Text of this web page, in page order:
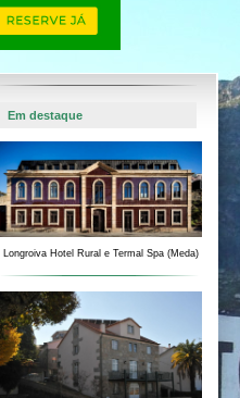
Em destaque
Longroiva Hotel Rural e Termal Spa (Meda)